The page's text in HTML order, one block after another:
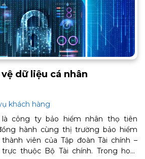
dữ liệu cá nhân
khách hàng
công ty bảo hiểm nhân thọ tiên
hành cùng thị trường bảo hiểm
viên của Tập đoàn Tài chính –
thuộc Bộ Tài chính. Trong hoạt